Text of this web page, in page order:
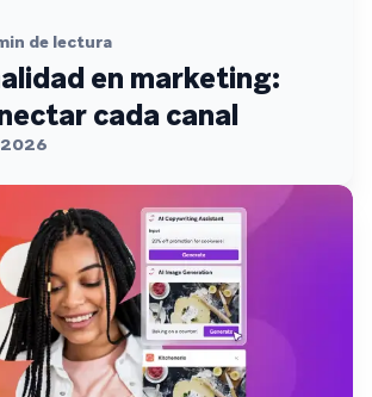
de lectura
en marketing:
cada canal
2026